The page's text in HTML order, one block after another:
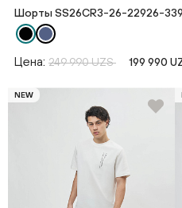
Шорты SS26CR3-26-22926-
Цена: 249 990 UZS 199 990
NEW